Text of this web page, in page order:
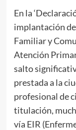
En la
implantación
Familiar y
Atención
salto
prestada a la
profesional de
titulación,
vía EIR